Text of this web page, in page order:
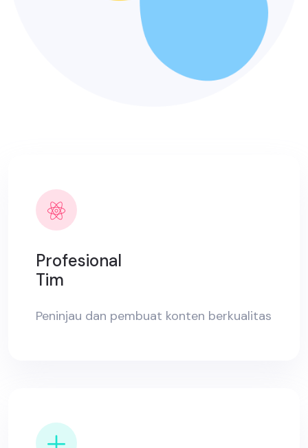
Profesional
Tim
Peninjau dan pembuat konten berkualitas